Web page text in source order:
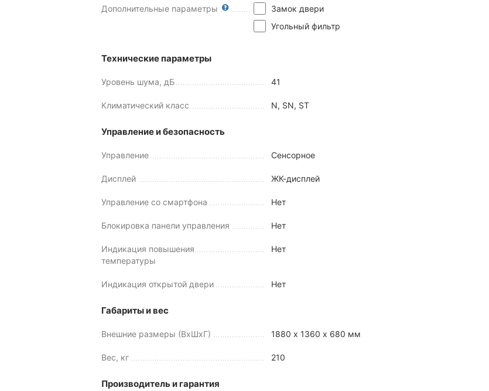
Дополнительные параметры
Замок двери
Угольный фильтр
Технические параметры
Уровень шума, дБ 41
Климатический класс N, SN, ST
Управление и безопасность
Управление Сенсорное
Дисплей ЖК-дисплей
Управление со смартфона Нет
Блокировка панели управления Нет
Индикация повышения
температуры
Нет
Индикация открытой двери Нет
Габариты и вес
Внешние размеры (ВхШхГ) 1880 x 1360 x 680 мм
Вес, кг 210
Производитель и гарантия